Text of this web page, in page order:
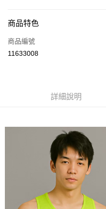
信用卡一次付款
運送方式
商品特色
商品編號
11633008
詳細說明